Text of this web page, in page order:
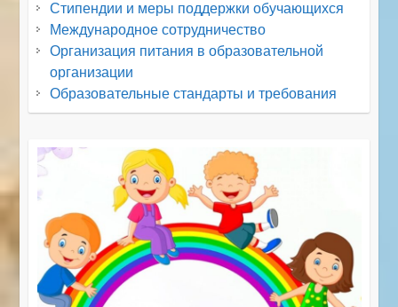
Стипендии и меры поддержки обучающихся
Международное сотрудничество
Организация питания в образовательной
организации
Образовательные стандарты и требования